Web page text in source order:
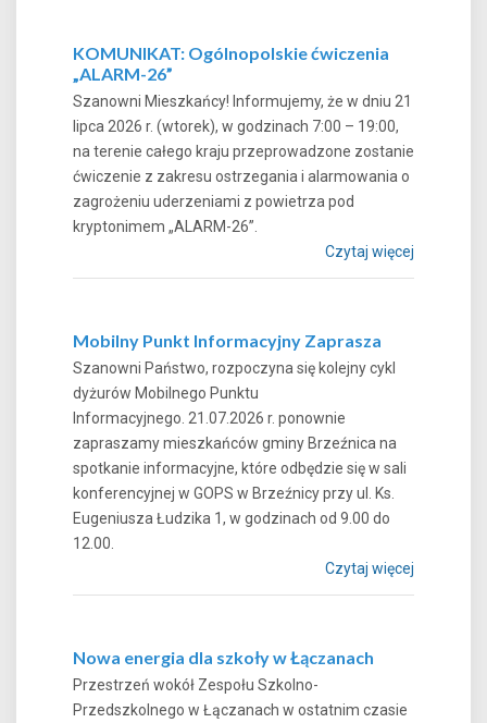
KOMUNIKAT: Ogólnopolskie ćwiczenia
„ALARM-26”
Szanowni Mieszkańcy! Informujemy, że w dniu 21
lipca 2026 r. (wtorek), w godzinach 7:00 – 19:00,
na terenie całego kraju przeprowadzone zostanie
ćwiczenie z zakresu ostrzegania i alarmowania o
zagrożeniu uderzeniami z powietrza pod
kryptonimem „ALARM-26”.
Czytaj więcej
Mobilny Punkt Informacyjny Zaprasza
Szanowni Państwo, rozpoczyna się kolejny cykl
dyżurów Mobilnego Punktu
Informacyjnego. 21.07.2026 r. ponownie
zapraszamy mieszkańców gminy Brzeźnica na
spotkanie informacyjne, które odbędzie się w sali
konferencyjnej w GOPS w Brzeźnicy przy ul. Ks.
Eugeniusza Łudzika 1, w godzinach od 9.00 do
12.00.
Czytaj więcej
Nowa energia dla szkoły w Łączanach
Przestrzeń wokół Zespołu Szkolno-
Przedszkolnego w Łączanach w ostatnim czasie